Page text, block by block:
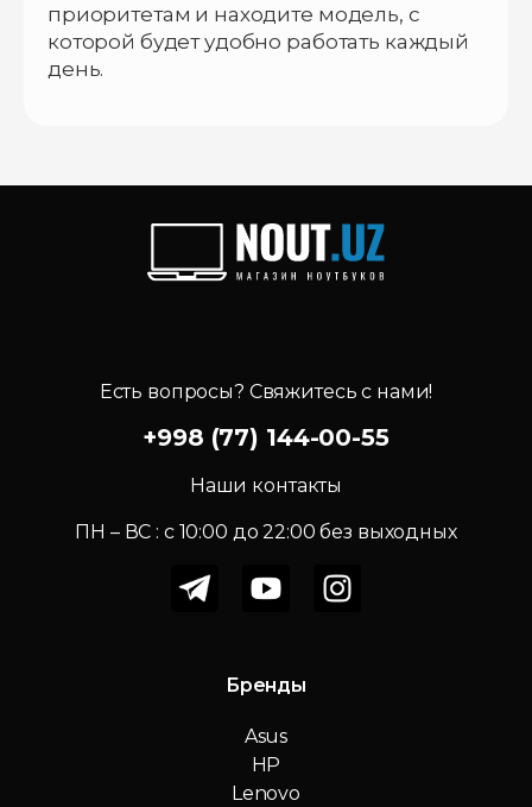
приоритетам и находите модель, с
которой будет удобно работать каждый
день.
Есть вопросы? Свяжитесь с нами!
+998 (77) 144-00-55
Наши контакты
ПН – ВС : c 10:00 до 22:00 без выходных
Бренды
Asus
HP
Lenovo